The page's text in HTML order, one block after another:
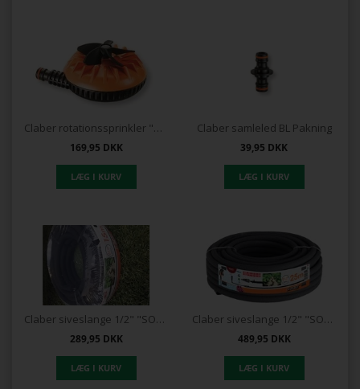
Claber rotationssprinkler "ROLLINA"
169,95 DKK
Claber samleled BL Pakning
39,95 DKK
Claber siveslange 1/2" "SOAKER" 15 m.
289,95 DKK
Claber siveslange 1/2" "SOAKER" 25 m.
489,95 DKK